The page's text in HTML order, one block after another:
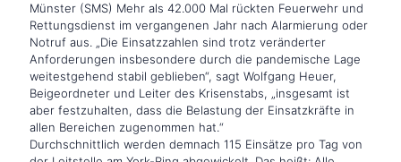
Münster (SMS) Mehr als 42.000 Mal rückten Feuerwehr und
Rettungsdienst im vergangenen Jahr nach Alarmierung oder
Notruf aus. „Die Einsatzzahlen sind trotz veränderter
Anforderungen insbesondere durch die pandemische Lage
weitestgehend stabil geblieben“, sagt Wolfgang Heuer,
Beigeordneter und Leiter des Krisenstabs, „insgesamt ist
aber festzuhalten, dass die Belastung der Einsatzkräfte in
allen Bereichen zugenommen hat.“
Durchschnittlich werden demnach 115 Einsätze pro Tag von